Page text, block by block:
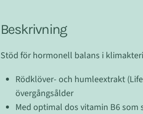
Beskrivning
Stöd för hormonell balans i
Rödklöver- och humleextrakt
övergångsålder
Med optimal dos vitamin B6